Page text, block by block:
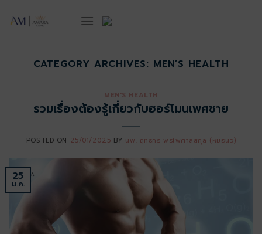
CATEGORY ARCHIVES: MEN’S HEALTH
MEN'S HEALTH
รวมเรื่องต้องรู้เกี่ยวกับฮอร์โมนเพศชาย
POSTED ON 25/01/2025 BY นพ. ฤทธิกร พรไพศาลสกุล (หมอนิว)
25
ม.ค.